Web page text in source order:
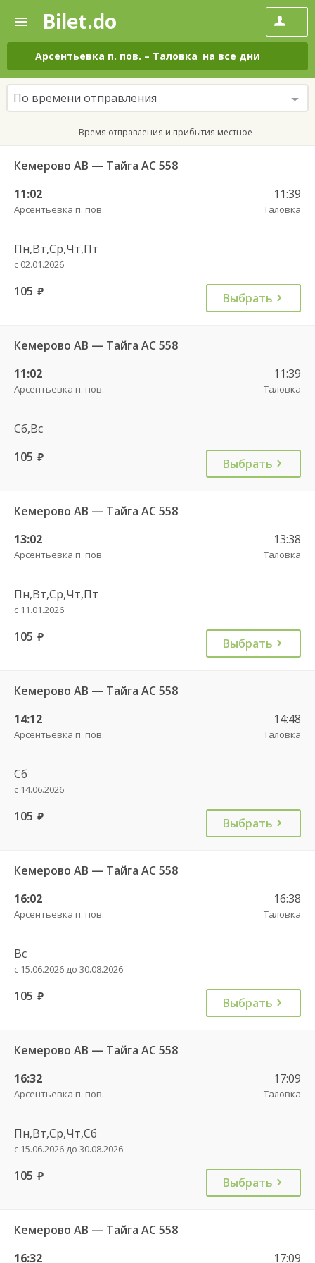
—
Поиск
и
покупка
билетов
на
автобус
онлайн
Bilet.do
Арсентьевка п. пов. – Таловка на все дни
По времени отправления
Время отправления и прибытия местное
Кемерово АВ — Тайга АС 558
11:02
Арсентьевка п. пов.
11:39
Таловка
Пн,Вт,Ср,Чт,Пт
с 02.01.2026
105 руб. Выбрать
Кемерово АВ — Тайга АС 558
11:02
Арсентьевка п. пов.
11:39
Таловка
Сб,Вс
105 руб. Выбрать
Кемерово АВ — Тайга АС 558
13:02
Арсентьевка п. пов.
13:38
Таловка
Пн,Вт,Ср,Чт,Пт
с 11.01.2026
105 руб. Выбрать
Кемерово АВ — Тайга АС 558
14:12
Арсентьевка п. пов.
14:48
Таловка
Сб
с 14.06.2026
105 руб. Выбрать
Кемерово АВ — Тайга АС 558
16:02
Арсентьевка п. пов.
16:38
Таловка
Вс
с 15.06.2026 до 30.08.2026
105 руб. Выбрать
Кемерово АВ — Тайга АС 558
16:32
Арсентьевка п. пов.
17:09
Таловка
Пн,Вт,Ср,Чт,Сб
с 15.06.2026 до 30.08.2026
105 руб. Выбрать
Кемерово АВ — Тайга АС 558
16:32
17:09